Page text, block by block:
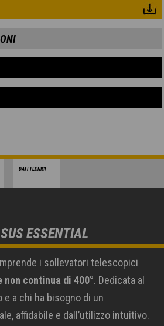
DATI TECNICI
ESSENTIAL
i sollevatori telescopici
continua di 400°. Dedicata al
a chi ha bisogno di un
affidabile e dall’utilizzo intuitivo.